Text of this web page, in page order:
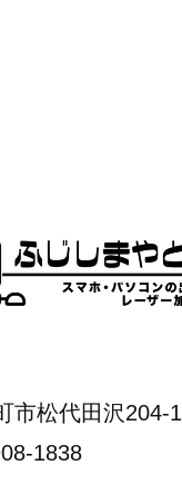
市松代田沢204-1
1838